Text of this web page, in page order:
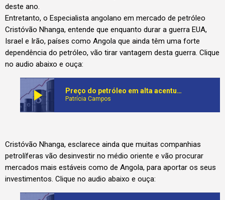
deste ano.
Entretanto, o Especialista angolano em mercado de petróleo
Cristóvão Nhanga, entende que enquanto durar a guerra EUA,
Israel e Irão, países como Angola que ainda têm uma forte
dependência do petróleo, vão tirar vantagem desta guerra. Clique
no audio abaixo e ouça:
play_arrow Preço do petróleo em alta acentuada nos principais mercados internacionais a medida que se inteficam os ataques contra o Irão
Patrícia Campos
Cristóvão Nhanga, esclarece ainda que muitas companhias
petrolíferas vão desinvestir no médio oriente e vão procurar
mercados mais estáveis como de Angola, para aportar os seus
investimentos. Clique no audio abaixo e ouça: